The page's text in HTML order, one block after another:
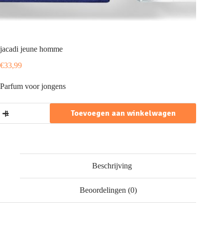
jacadi jeune homme
€33,99
Parfum voor jongens
jeune
homme
Toevoegen aan winkelwagen
Beschrijving
Beoordelingen (0)